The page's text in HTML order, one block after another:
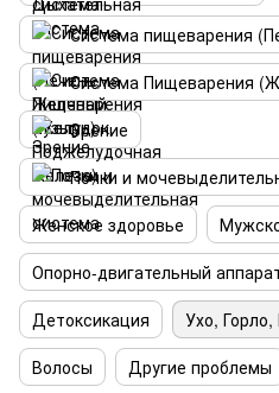
Система пищеварения
Зрение
Почки и
Женское здоровье
Опорно-двигательный
Детоксикация
Ухо,
Волосы
Другие проблемы